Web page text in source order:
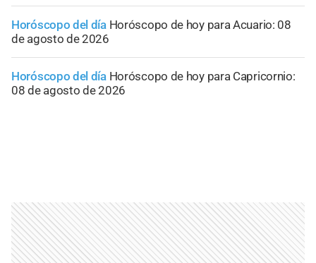
Horóscopo del día Horóscopo de hoy para Acuario: 08
de agosto de 2026
Horóscopo del día Horóscopo de hoy para Capricornio:
08 de agosto de 2026